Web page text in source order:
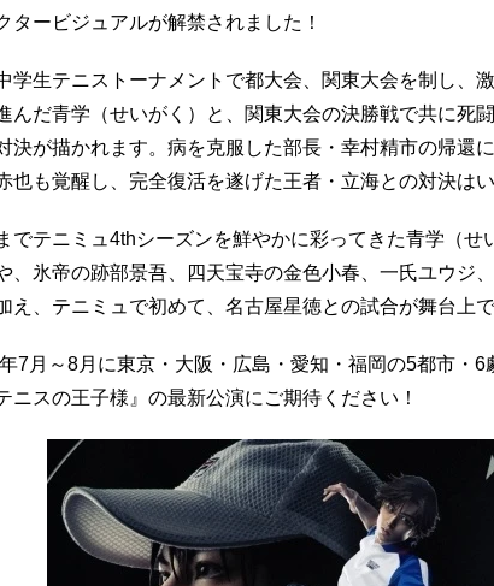
タービジュアルが解禁されました！
学生テニストーナメントで都大会、関東大会を制し、
んだ青学（せいがく）と、関東大会の決勝戦で共に死
決が描かれます。病を克服した部長・幸村精市の帰還
也も覚醒し、完全復活を遂げた王者・立海との対決は
でテニミュ4thシーズンを鮮やかに彩ってきた青学（せ
、氷帝の跡部景吾、四天宝寺の金色小春、一氏ユウジ
え、テニミュで初めて、名古屋星徳との試合が舞台上で
7月～8月に東京・大阪・広島・愛知・福岡の5都市・6
ニスの王子様』の最新公演にご期待ください！